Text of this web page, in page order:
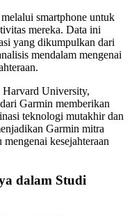
smartphone untuk
mereka. Data ini
yang dikumpulkan dari
mendalam mengenai
University,
Garmin memberikan
teknologi mutakhir dan
Garmin mitra
kesejahteraan
dalam Studi